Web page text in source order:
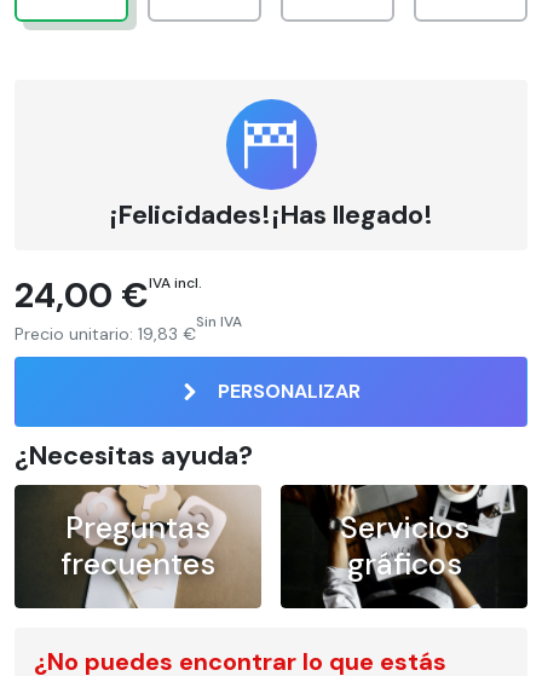
¡Felicidades!¡Has llegado!
24,00 €IVA incl.
Precio unitario: 19,83 €
Sin IVA
PERSONALIZAR
¿Necesitas ayuda?
Preguntas
frecuentes
Servicios
gráficos
¿No puedes encontrar lo que estás